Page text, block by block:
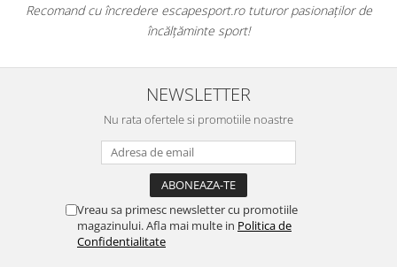
Recomand cu încredere escapesport.ro tuturor pasionaților de
încălțăminte sport!
NEWSLETTER
Nu rata ofertele si promotiile noastre
Vreau sa primesc newsletter cu promotiile
magazinului. Afla mai multe in Politica de
Confidentialitate